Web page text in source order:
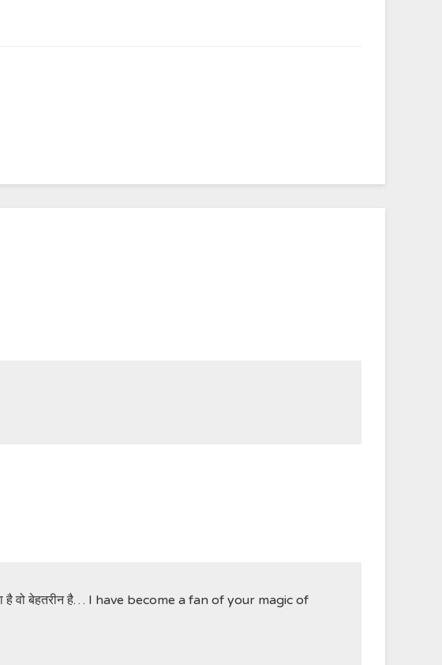
है वो बेहतरीन है… I have become a fan of your magic of